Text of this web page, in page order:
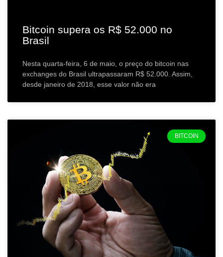
Bitcoin supera os R$ 52.000 no
Brasil
Nesta quarta-feira, 6 de maio, o preço do bitcoin nas
exchanges do Brasil ultrapassaram R$ 52.000. Assim,
desde janeiro de 2018, esse valor não era
BITCOIN